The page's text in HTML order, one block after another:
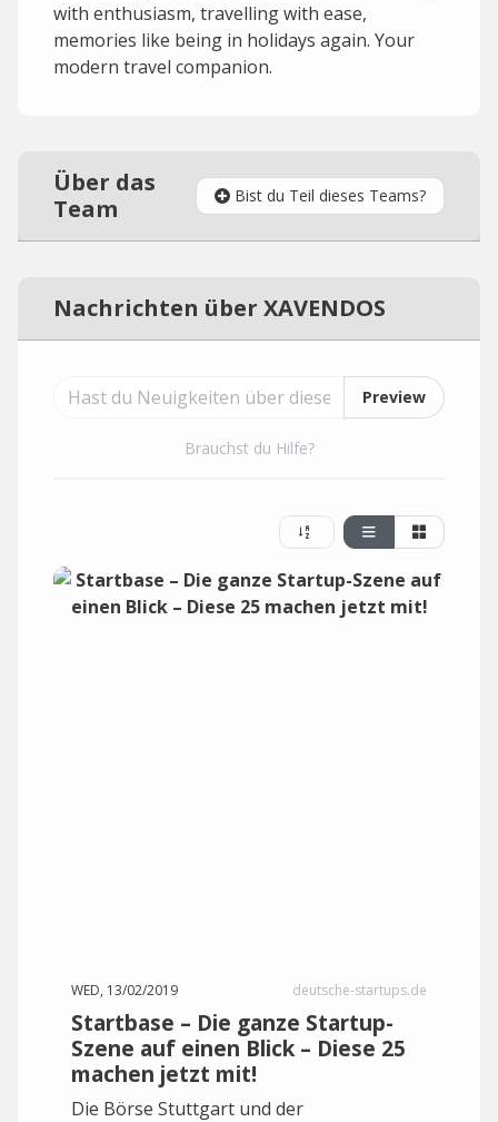
with enthusiasm, travelling with ease,
memories like being in holidays again. Your
modern travel companion.
Über das
Team
Bist du Teil dieses Teams?
Nachrichten über XAVENDOS
Preview
Brauchst du Hilfe?
WED, 13/02/2019 deutsche-startups.de
Startbase – Die ganze Startup-
Szene auf einen Blick – Diese 25
machen jetzt mit!
Die Börse Stuttgart und der